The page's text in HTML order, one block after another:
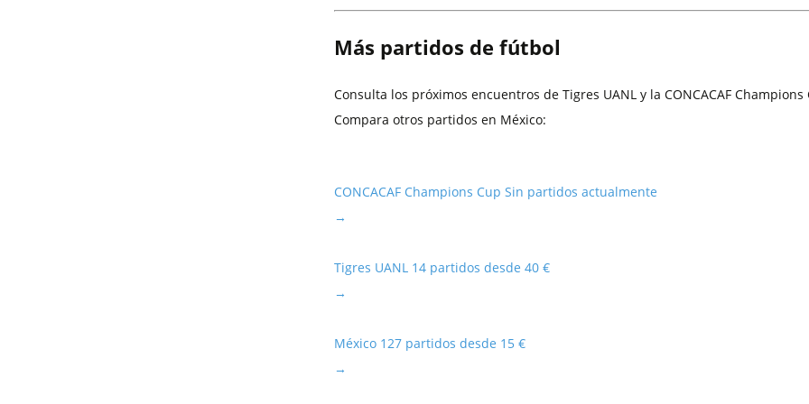
Más partidos de fútbol
Consulta los próximos encuentros de Tigres UANL y la CONCACAF Champions
Compara otros partidos en México:
CONCACAF Champions Cup Sin partidos actualmente
→
Tigres UANL 14 partidos desde 40 €
→
México 127 partidos desde 15 €
→